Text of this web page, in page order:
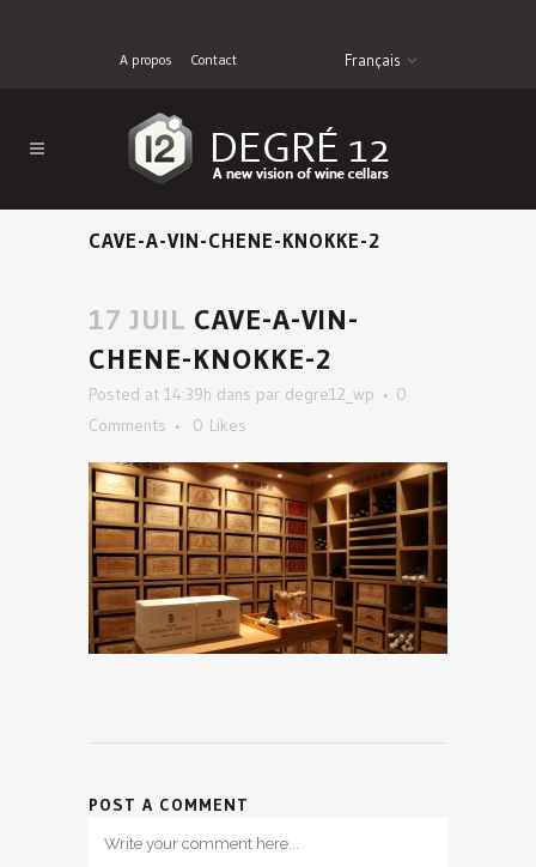
A propos Contact Français
CAVE-A-VIN-CHENE-KNOKKE-2
17 JUIL CAVE-A-VIN-
CHENE-KNOKKE-2
Posted at 14:39h dans par degre12_wp
0
Comments
0 Likes
POST A COMMENT